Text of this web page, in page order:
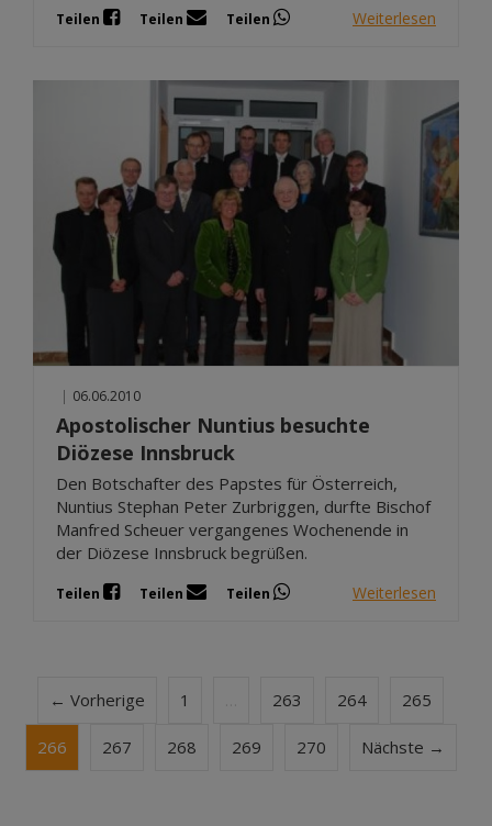
Teilen Teilen Teilen Weiterlesen
| 06.06.2010
Apostolischer Nuntius besuchte
Diözese Innsbruck
Den Botschafter des Papstes für Österreich,
Nuntius Stephan Peter Zurbriggen, durfte Bischof
Manfred Scheuer vergangenes Wochenende in
der Diözese Innsbruck begrüßen.
Teilen Teilen Teilen Weiterlesen
← Vorherige 1 263 264 265
266 267 268 269 270 Nächste →